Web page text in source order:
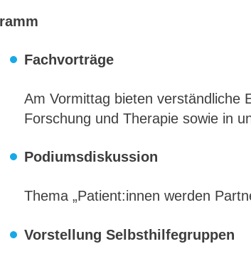
Fachvorträge
Am Vormittag bieten verständliche
Forschung und Therapie sowie in
Podiumsdiskussion
Thema „Patient:innen werden
Vorstellung Selbsthilfegruppen